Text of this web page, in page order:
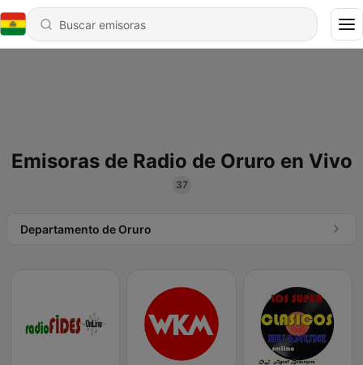
Emisoras de Radio de Oruro en Vivo
37
Departamento de Oruro